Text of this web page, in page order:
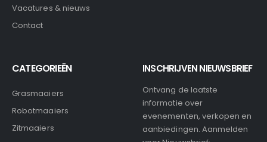
Vacatures & nieuws
Contact
CATEGORIEËN
Grasmaaiers
Robotmaaiers
Zitmaaiers
INSCHRIJVEN NIEUWSBRIEF
Ontvang de laatste
informatie over
evenementen, verkopen en
aanbiedingen. Aanmelden